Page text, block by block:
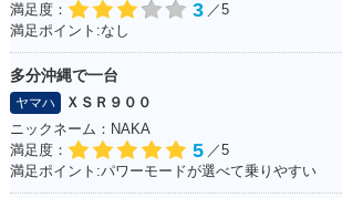
満足度：
3 ／5
満足ポイント:なし
多分沖縄で一台
ヤマハ
ＸＳＲ９００
ニックネーム：NAKA
満足度：
5 ／5
満足ポイント:パワーモードが選べて乗りやすい